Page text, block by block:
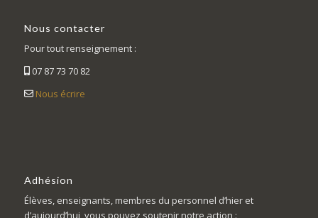
Nous contacter
Pour tout renseignement :
07 87 73 70 82
Nous écrire
Adhésion
Élèves, enseignants, membres du personnel d’hier et
d’aujourd’hui, vous pouvez soutenir notre action :